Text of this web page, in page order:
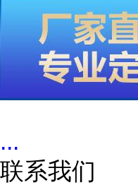
...
联系我们